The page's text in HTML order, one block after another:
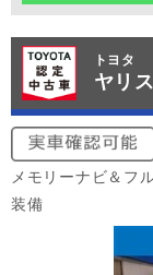
トヨタ
ヤリ
メモリーナビ＆フ
装備